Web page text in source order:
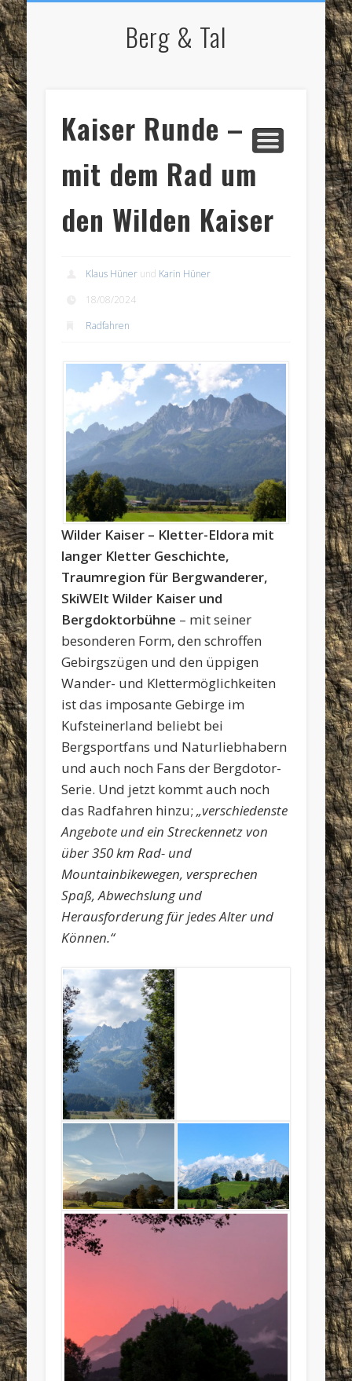
Berg & Tal
Kaiser Runde –
mit dem Rad um
den Wilden Kaiser
Klaus Hüner und Karin Hüner
18/08/2024
Radfahren
Wilder Kaiser – Kletter-Eldora mit
langer Kletter Geschichte,
Traumregion für Bergwanderer,
SkiWElt Wilder Kaiser und
Bergdoktorbühne – mit seiner
besonderen Form, den schroffen
Gebirgszügen und den üppigen
Wander- und Klettermöglichkeiten
ist das imposante Gebirge im
Kufsteinerland beliebt bei
Bergsportfans und Naturliebhabern
und auch noch Fans der Bergdotor-
Serie. Und jetzt kommt auch noch
das Radfahren hinzu;„verschiedenste
Angebote und ein Streckennetz von
über 350 km Rad- und
Mountainbikewegen, versprechen
Spaß, Abwechslung und
Herausforderung für jedes Alter und
Können.“